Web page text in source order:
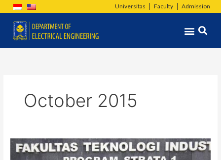
to
content
Universitas Faculty Admission
Menu
October 2015
Mahasiswa
Teknik